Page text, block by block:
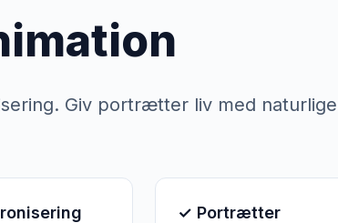
Giv portrætter liv med naturlige
✓ Portrætter